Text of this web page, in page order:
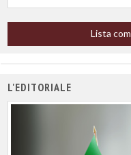
Lista
L'EDITORIALE